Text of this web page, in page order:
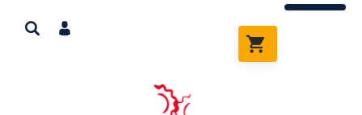
obsah
KOŠÍK